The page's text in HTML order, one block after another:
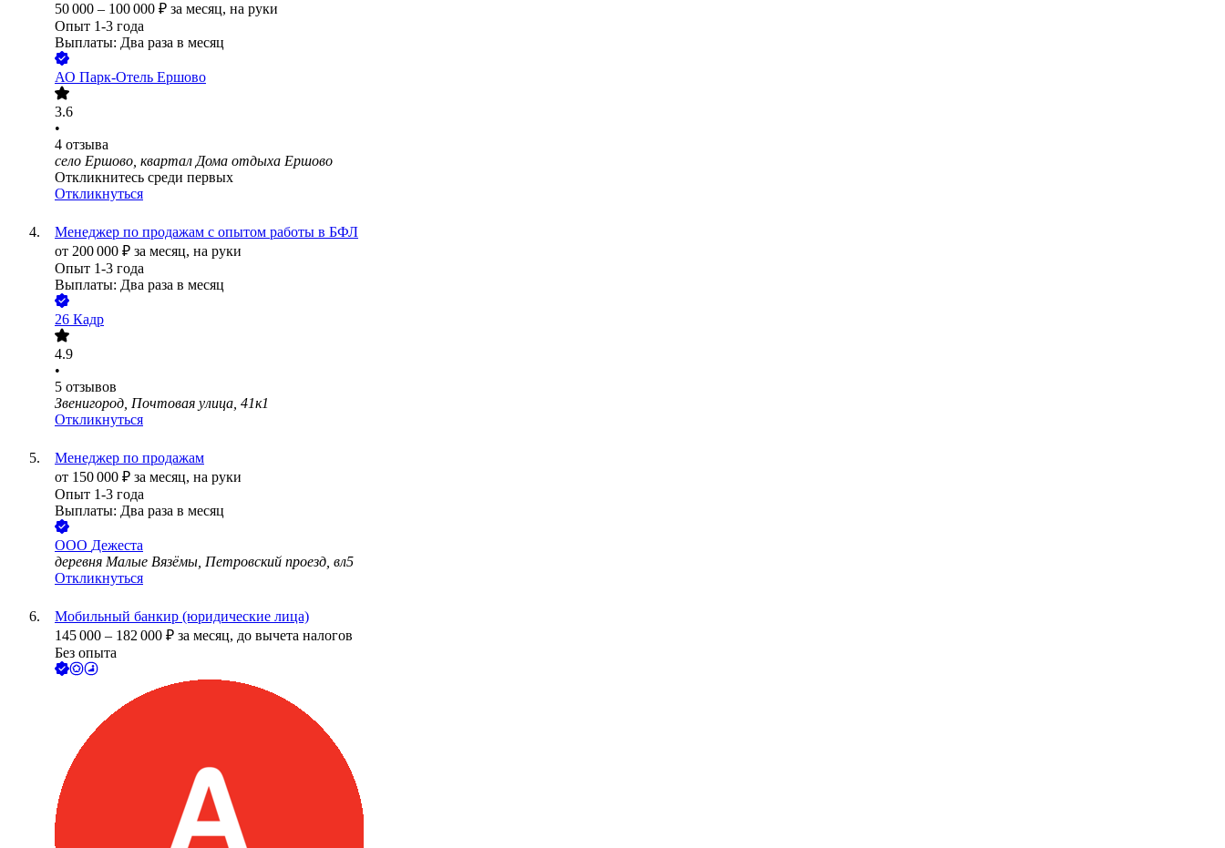
50 000 – 100 000 ₽ за месяц, на руки
Опыт 1-3 года
Выплаты: Два раза в месяц
АО Парк-Отель Ершово
3.6
•
4 отзыва
село Ершово, квартал Дома отдыха Ершово
Откликнитесь среди первых
Откликнуться
Менеджер по продажам с опытом работы в БФЛ
от 200 000 ₽ за месяц, на руки
Опыт 1-3 года
Выплаты: Два раза в месяц
26 Кадр
4.9
•
5 отзывов
Звенигород, Почтовая улица, 41к1
Откликнуться
Менеджер по продажам
от 150 000 ₽ за месяц, на руки
Опыт 1-3 года
Выплаты: Два раза в месяц
ООО Дежеста
деревня Малые Вязёмы, Петровский проезд, вл5
Откликнуться
Мобильный банкир (юридические лица)
145 000 – 182 000 ₽ за месяц, до вычета налогов
Без опыта